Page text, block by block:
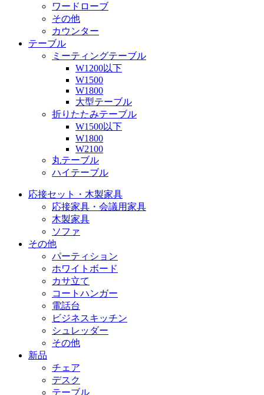
ワードローブ
その他
カウンター
テーブル
ミーティングテーブル
W1200以下
W1500
W1800
大型テーブル
折りたたみテーブル
W1500以下
W1800
W2100
丸テーブル
ハイテーブル
応接セット・木製家具
応接家具・会議用家具
木製家具
ソファ
その他
パーティション
ホワイトボード
カサ立て
コートハンガー
電話台
ビジネスキッチン
シュレッダー
その他
新品
チェア
デスク
テーブル